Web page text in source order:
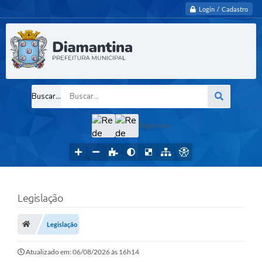
Login / Cadastro
Buscar...
Siga-nos
Legislação
Legislação
Atualizado em: 06/08/2026 às 16h14